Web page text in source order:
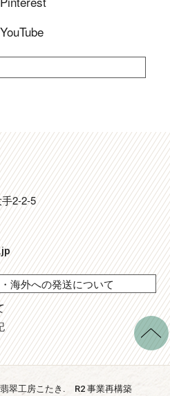
YouTube
2-2-5
海外への発送について
翠工房こたき . R2 事業再構築